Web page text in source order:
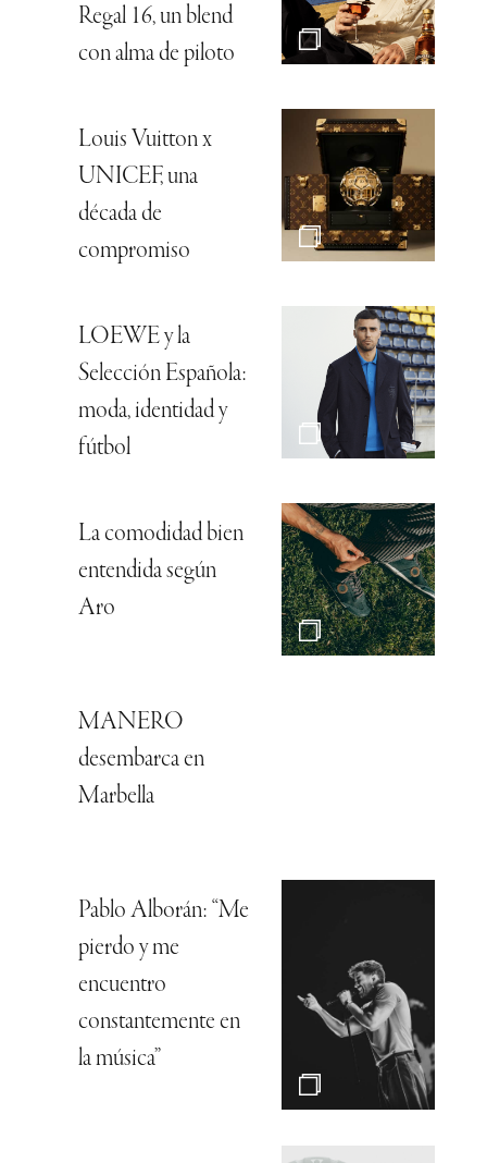
Regal 16, un blend
con alma de piloto
Louis Vuitton x
UNICEF, una
década de
compromiso
LOEWE y la
Selección Española:
moda, identidad y
fútbol
La comodidad bien
entendida según
Aro
MANERO
desembarca en
Marbella
Pablo Alborán: “Me
pierdo y me
encuentro
constantemente en
la música”